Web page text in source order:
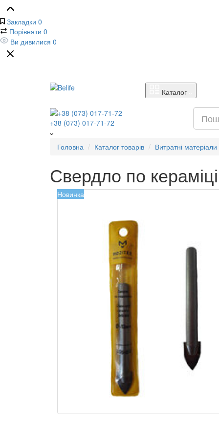
Закладки 0
Порівняти 0
Ви дивилися 0
Каталог
+38 (073) 017-71-72
Головна Каталог товарів Витратні матеріали
Свердло по
Новинка